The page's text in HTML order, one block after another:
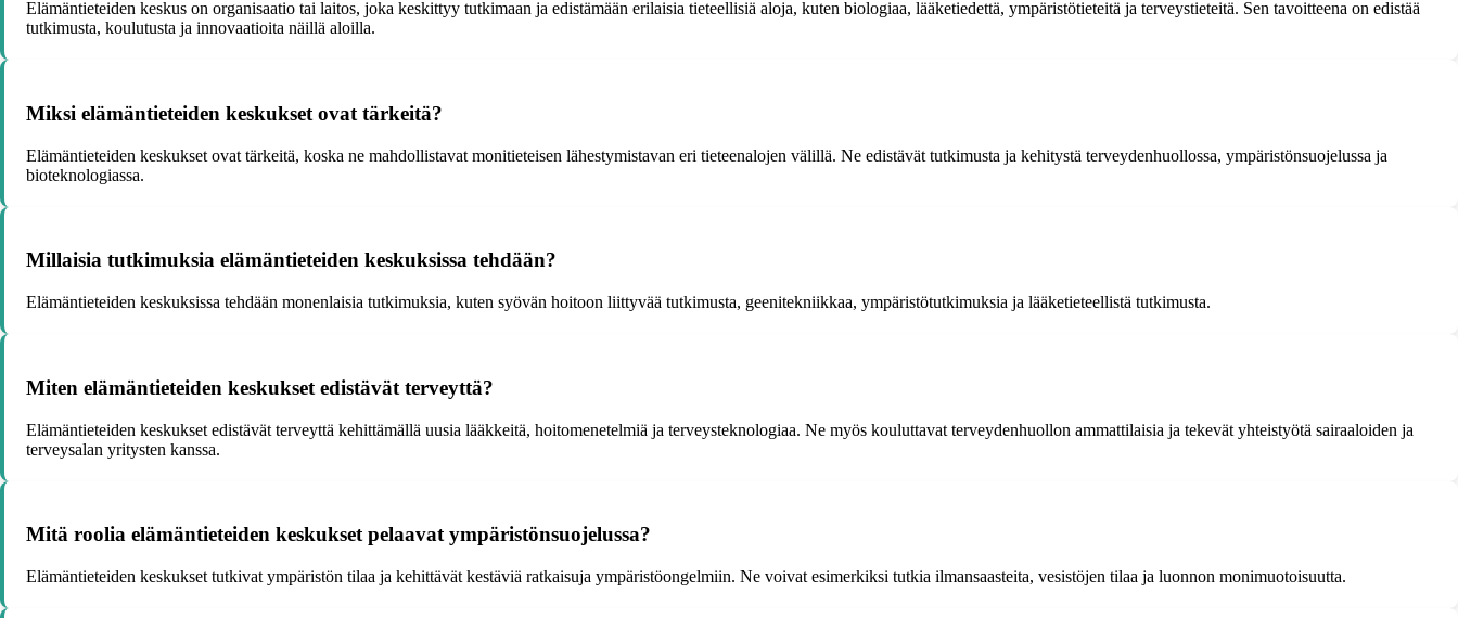
Elämäntieteiden keskus on organisaatio tai laitos, joka keskittyy tutkimaan ja edistämään erilaisia tieteellisiä aloja, kuten biologiaa, lääketiedettä, ympäristötieteitä ja terveystieteitä. Sen tavoitteena on edistää
tutkimusta, koulutusta ja innovaatioita näillä aloilla.
Miksi elämäntieteiden keskukset ovat tärkeitä?
Elämäntieteiden keskukset ovat tärkeitä, koska ne mahdollistavat monitieteisen lähestymistavan eri tieteenalojen välillä. Ne edistävät tutkimusta ja kehitystä terveydenhuollossa, ympäristönsuojelussa ja
bioteknologiassa.
Millaisia tutkimuksia elämäntieteiden keskuksissa tehdään?
Elämäntieteiden keskuksissa tehdään monenlaisia tutkimuksia, kuten syövän hoitoon liittyvää tutkimusta, geenitekniikkaa, ympäristötutkimuksia ja lääketieteellistä tutkimusta.
Miten elämäntieteiden keskukset edistävät terveyttä?
Elämäntieteiden keskukset edistävät terveyttä kehittämällä uusia lääkkeitä, hoitomenetelmiä ja terveysteknologiaa. Ne myös kouluttavat terveydenhuollon ammattilaisia ja tekevät yhteistyötä sairaaloiden ja
terveysalan yritysten kanssa.
Mitä roolia elämäntieteiden keskukset pelaavat ympäristönsuojelussa?
Elämäntieteiden keskukset tutkivat ympäristön tilaa ja kehittävät kestäviä ratkaisuja ympäristöongelmiin. Ne voivat esimerkiksi tutkia ilmansaasteita, vesistöjen tilaa ja luonnon monimuotoisuutta.